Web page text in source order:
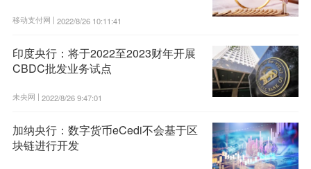
移动支付网 | 2022/8/26 10:11:41
印度央行：将于2022至2023财年开展
CBDC批发业务试点
未央网 | 2022/8/26 9:47:01
加纳央行：数字货币eCedi不会基于区
块链进行开发